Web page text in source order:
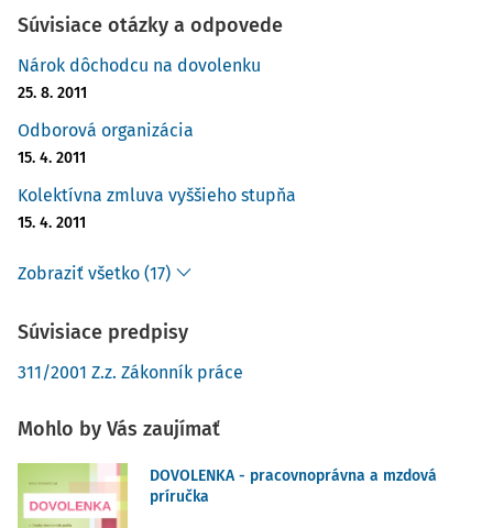
Súvisiace otázky a odpovede
Nárok dôchodcu na dovolenku
25. 8. 2011
Odborová organizácia
15. 4. 2011
Kolektívna zmluva vyššieho stupňa
15. 4. 2011
Zobraziť všetko (17)
Súvisiace predpisy
311/2001 Z.z. Zákonník práce
Mohlo by Vás zaujímať
DOVOLENKA - pracovnoprávna a mzdová
príručka